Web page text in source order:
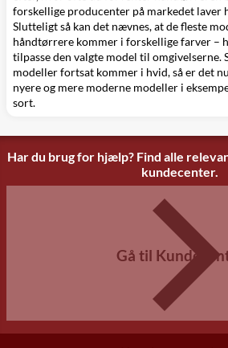
forskellige producenter på markedet laver
Slutteligt så kan det nævnes, at de fleste
håndtørrere kommer i forskellige farver –
tilpasse den valgte model til omgivelserne.
modeller fortsat kommer i hvid, så er det
nyere og mere moderne modeller i
sort.
Har du brug for hjælp? Find alle
kundecenter.
Gå til